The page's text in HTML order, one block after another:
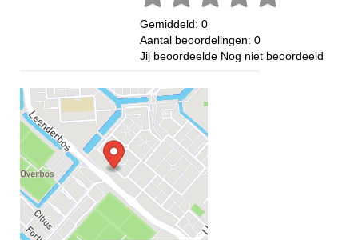
Gemiddeld: 0
Aantal beoordelingen: 0
Jij beoordeelde Nog niet beoordeeld